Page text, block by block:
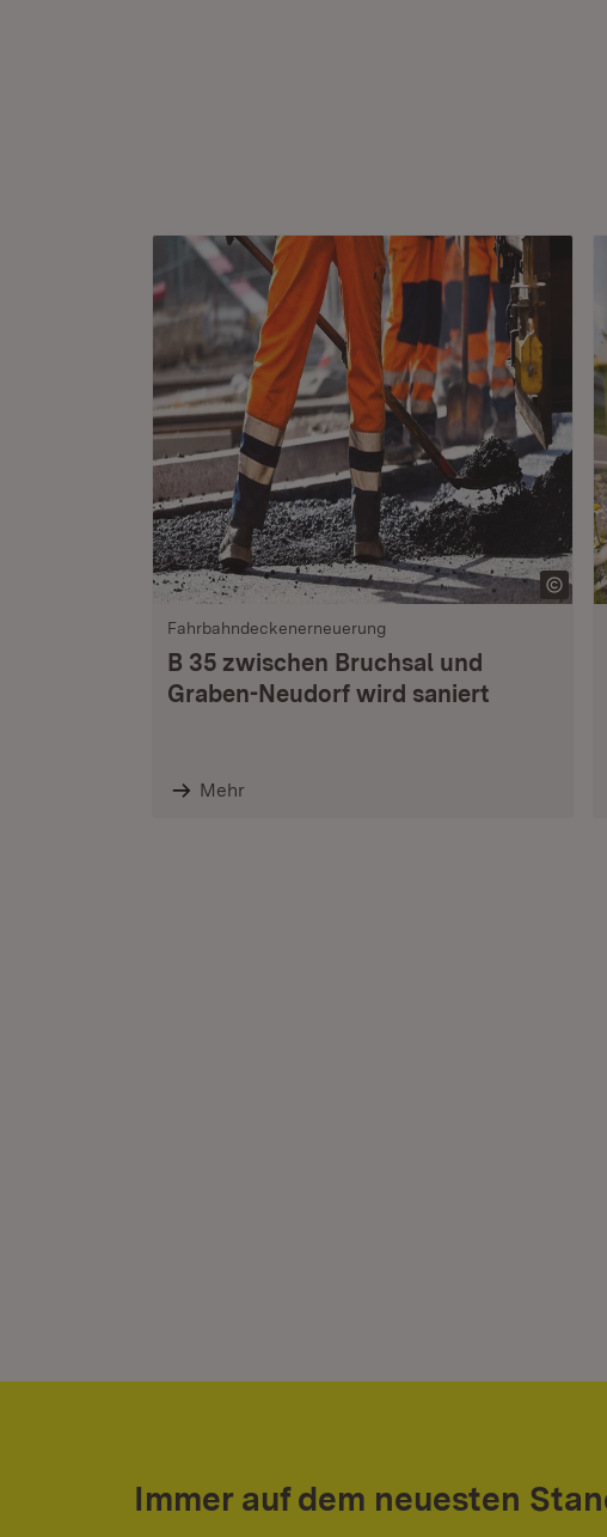
Fahrbahndeckenerneuerung
B 35 zwischen Bruchsal und
Graben-Neudorf wird saniert
Mehr
Immer auf dem neuesten